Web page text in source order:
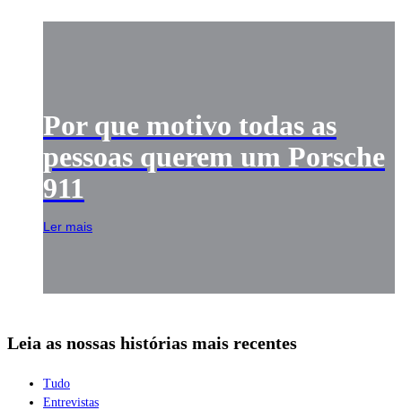
Por que motivo todas as
pessoas querem um Porsche
911
Ler mais
Leia as nossas histórias mais recentes
Tudo
Entrevistas